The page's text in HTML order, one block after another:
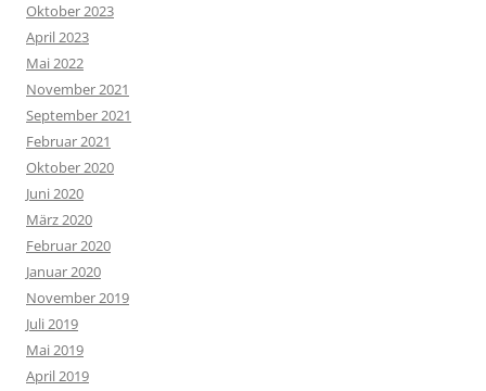
Oktober 2023
April 2023
Mai 2022
November 2021
September 2021
Februar 2021
Oktober 2020
Juni 2020
März 2020
Februar 2020
Januar 2020
November 2019
Juli 2019
Mai 2019
April 2019